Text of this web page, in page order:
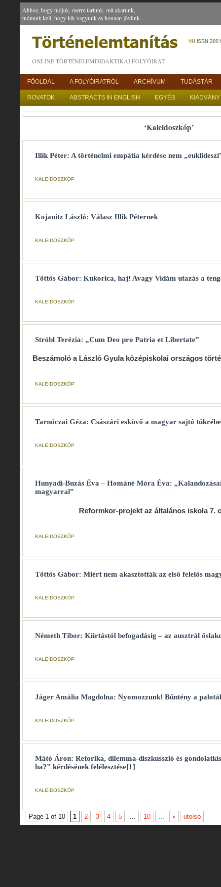
Ahhoz, hogy tudjuk, merre tartunk, mit akarunk,
tudnunk kell, hogy kik vagyunk és honnan jövünk.
ONLINE TÖRTÉNELEMDIDAKTIKAI FOLYÓIRAT.
FŐOLDAL A FOLYÓIRATRÓL ARCHÍVUM TUDÁSTÁR
ROVATOK ABSTRACTS IN ENGLISH EGYÉB
‘Kaleidoszkóp’
Illik Péter: A történelmi empátia kérdése nem
KALEIDOSZKÓP
Kojanitz László: Válasz Illik Péternek
KALEIDOSZKÓP
Töttős Gábor: Kukorica, haj! Avagy Vidám utazás a
KALEIDOSZKÓP
Stróbl Terézia: „Cum Deo pro Patria et Libertate”
Beszámoló a László Gyula középiskolai országos
KALEIDOSZKÓP
Tarnóczai Géza: Császári esküvő a magyar sajtó
KALEIDOSZKÓP
Hunyadi-Buzás Éva – Hománé Móra Éva:
magyarral”
Reformkor-projekt az általános iskola 7.
KALEIDOSZKÓP
Töttős Gábor: Miért nem akasztották az első felelős
KALEIDOSZKÓP
Németh Tibor: Kiirtástól befogadásig – az ausztrál
KALEIDOSZKÓP
Jáger Amália Magdolna: Nyomozzunk! Bűntény a
KALEIDOSZKÓP
Mátó Áron: Retorika, dilemma-diszkusszió és
ha?” kérdésének felélesztése[1]
KALEIDOSZKÓP
Page 1 of 10 1 2 3 4 5 10 » utolsó